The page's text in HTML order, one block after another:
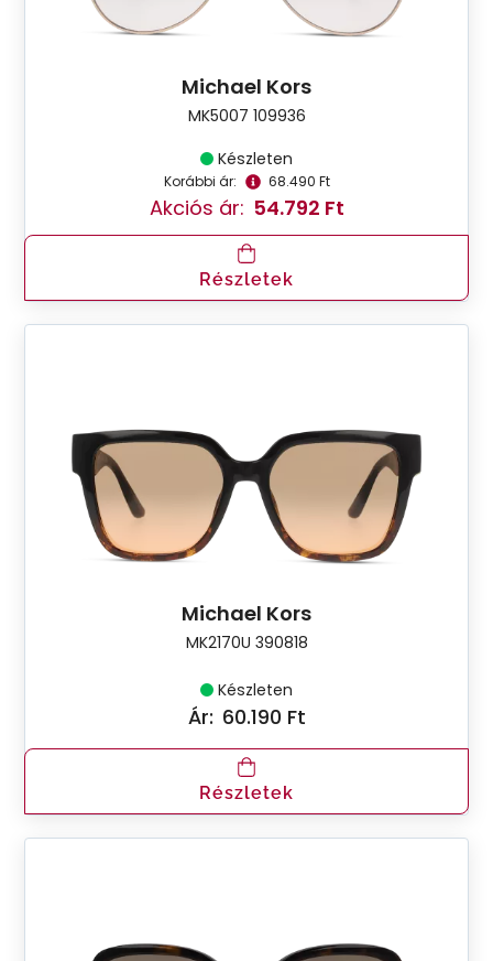
Michael Kors
MK5007 109936
Készleten
Korábbi ár: 68.490 Ft
Akciós ár: 54.792 Ft
Részletek
Michael Kors
MK2170U 390818
Készleten
Ár: 60.190 Ft
Részletek